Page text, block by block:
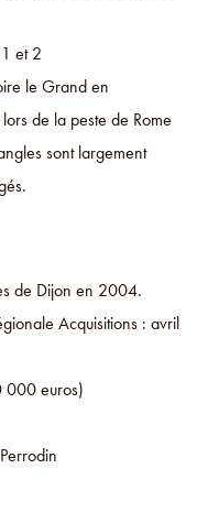
et 2
le Grand en
de la peste de Rome
sont largement
de Dijon en 2004.
Acquisitions : avril
000 euros)